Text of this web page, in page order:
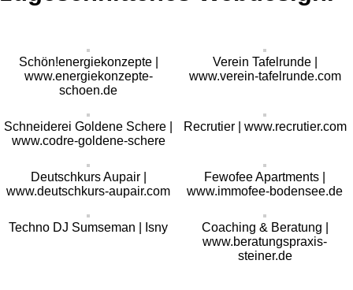
Schön!energiekonzepte |
www.energiekonzepte-
schoen.de
Verein Tafelrunde |
www.verein-tafelrunde.com
Schneiderei Goldene Schere |
www.codre-goldene-schere
Recrutier | www.recrutier.com
Deutschkurs Aupair |
www.deutschkurs-aupair.com
Fewofee Apartments |
www.immofee-bodensee.de
Techno DJ Sumseman | Isny
Coaching & Beratung |
www.beratungspraxis-
steiner.de